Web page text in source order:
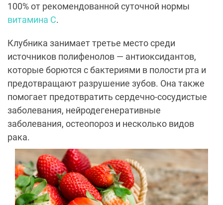
100% от рекомендованной суточной нормы
витамина C.
Клубника занимает третье место среди
источников полифенолов — антиоксидантов,
которые борются с бактериями в полости рта и
предотвращают разрушение зубов. Она также
помогает предотвратить сердечно-сосудистые
заболевания, нейродегенеративные
заболевания, остеопороз и несколько видов
рака.